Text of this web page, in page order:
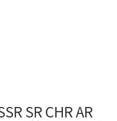
SR CHR AR